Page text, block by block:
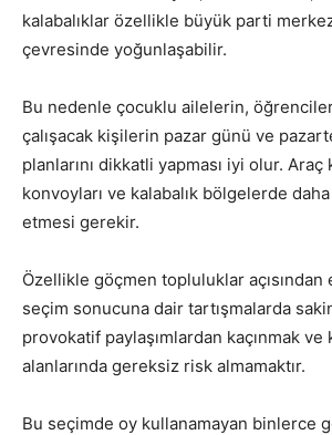
kalabalıklar özellikle büyük parti
çevresinde yoğunlaşabilir.
Bu nedenle çocuklu ailelerin,
çalışacak kişilerin pazar günü ve
planlarını dikkatli yapması iyi olur.
konvoyları ve kalabalık bölgelerde
etmesi gerekir.
Özellikle göçmen topluluklar
seçim sonucuna dair tartışmalarda
provokatif paylaşımlardan kaçınmak ve
alanlarında gereksiz risk almamaktır.
Bu seçimde oy kullanamayan binlerce